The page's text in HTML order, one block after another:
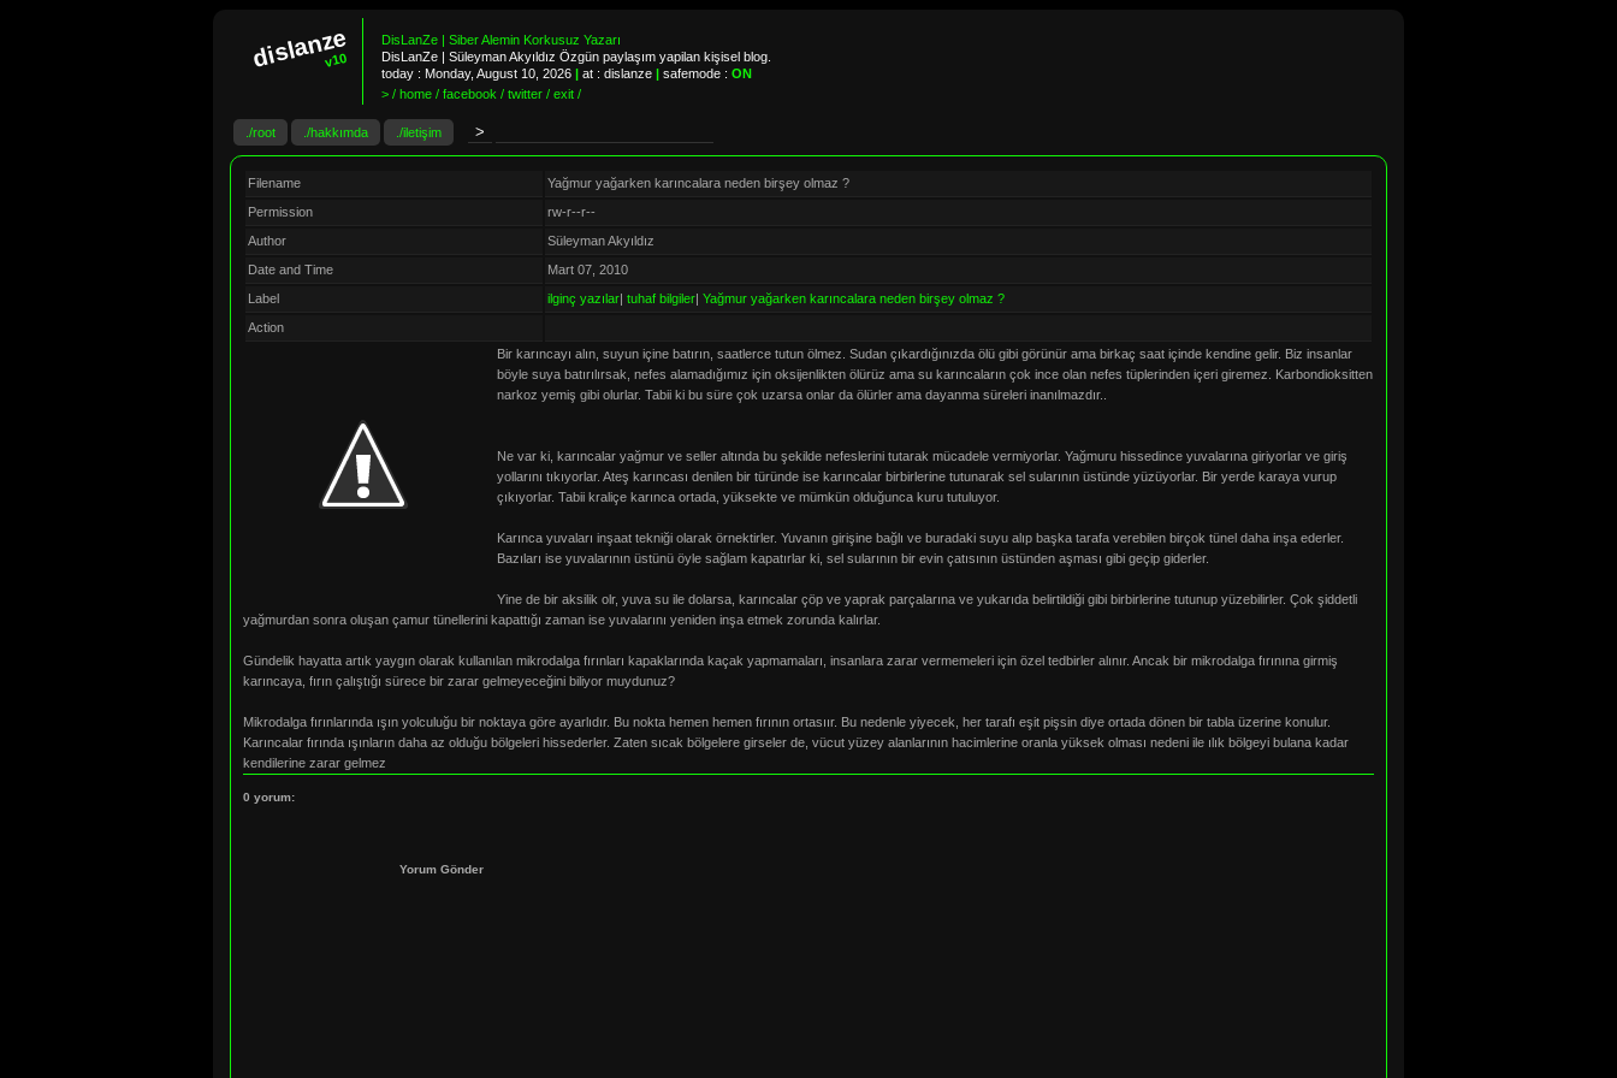
dislanze
v10
DisLanZe | Siber Alemin Korkusuz Yazarı
DisLanZe | Süleyman Akyıldız Özgün paylaşım yapilan kişisel blog.
today : Monday, August 10, 2026 at : dislanze safemode : ON
> / home / facebook / twitter / exit /
./root ./hakkımda ./iletişim
Filename
Yağmur yağarken karıncalara neden birşey olmaz ?
Permission
rw-r--r--
Author
Süleyman Akyıldız
Date and Time
Mart 07, 2010
Label
ilginç yazılar| tuhaf bilgiler| Yağmur yağarken karıncalara neden birşey olmaz ?
Action
Bir karıncayı alın, suyun içine batırın, saatlerce tutun ölmez. Sudan çıkardığınızda ölü gibi görünür ama birkaç saat içinde kendine gelir. Biz insanlar
böyle suya batırılırsak, nefes alamadığımız için oksijenlikten ölürüz ama su karıncaların çok ince olan nefes tüplerinden içeri giremez. Karbondioksitten
narkoz yemiş gibi olurlar. Tabii ki bu süre çok uzarsa onlar da ölürler ama dayanma süreleri inanılmazdır..
Ne var ki, karıncalar yağmur ve seller altında bu şekilde nefeslerini tutarak mücadele vermiyorlar. Yağmuru hissedince yuvalarına giriyorlar ve giriş
yollarını tıkıyorlar. Ateş karıncası denilen bir türünde ise karıncalar birbirlerine tutunarak sel sularının üstünde yüzüyorlar. Bir yerde karaya vurup
çıkıyorlar. Tabii kraliçe karınca ortada, yüksekte ve mümkün olduğunca kuru tutuluyor.
Karınca yuvaları inşaat tekniği olarak örnektirler. Yuvanın girişine bağlı ve buradaki suyu alıp başka tarafa verebilen birçok tünel daha inşa ederler.
Bazıları ise yuvalarının üstünü öyle sağlam kapatırlar ki, sel sularının bir evin çatısının üstünden aşması gibi geçip giderler.
Yine de bir aksilik olr, yuva su ile dolarsa, karıncalar çöp ve yaprak parçalarına ve yukarıda belirtildiği gibi birbirlerine tutunup yüzebilirler. Çok şiddetli
yağmurdan sonra oluşan çamur tünellerini kapattığı zaman ise yuvalarını yeniden inşa etmek zorunda kalırlar.
Gündelik hayatta artık yaygın olarak kullanılan mikrodalga fırınları kapaklarında kaçak yapmamaları, insanlara zarar vermemeleri için özel tedbirler alınır. Ancak bir mikrodalga fırınına girmiş
karıncaya, fırın çalıştığı sürece bir zarar gelmeyeceğini biliyor muydunuz?
Mikrodalga fırınlarında ışın yolculuğu bir noktaya göre ayarlıdır. Bu nokta hemen hemen fırının ortasıır. Bu nedenle yiyecek, her tarafı eşit pişsin diye ortada dönen bir tabla üzerine konulur.
Karıncalar fırında ışınların daha az olduğu bölgeleri hissederler. Zaten sıcak bölgelere girseler de, vücut yüzey alanlarının hacimlerine oranla yüksek olması nedeni ile ılık bölgeyi bulana kadar
kendilerine zarar gelmez
0 yorum:
Yorum Gönder